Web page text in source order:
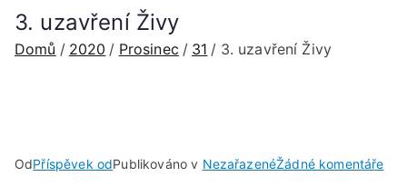
3. uzavření Živy
Domů 2020 Prosinec 31 3. uzavření Živy
OdPříspěvek odPublikováno v NezařazenéŽádné komentářeu